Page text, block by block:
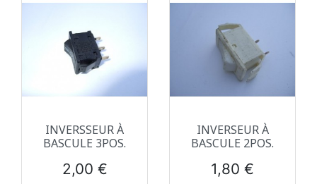
INVERSSEUR À
BASCULE 3POS.
Prix
2,00 €
INVERSEUR À
BASCULE 2POS.
Prix
1,80 €